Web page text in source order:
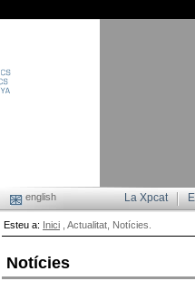
english La Xpcat
Esteu a: Inici , Actualitat, Notícies.
Notícies